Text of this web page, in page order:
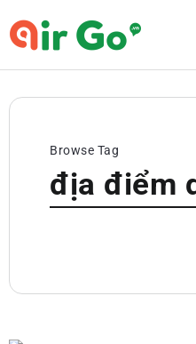
Browse Tag
địa điểm